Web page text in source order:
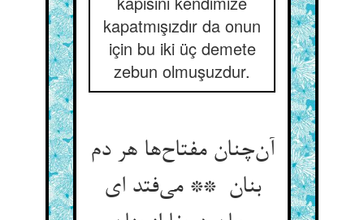
kapatmışızdır da onun
için bu iki üç demete
zebun olmuşuzdur.
آن‌چنان مفتاح‌ها هر دم
بنان ** می‌فتد ای